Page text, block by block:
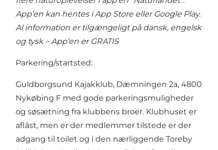
App’en kan hentes i App Store eller Google Play.
Al information er tilgængeligt på dansk, engelsk
og tysk – App’en er GRATIS
Parkering/startsted:
Guldborgsund Kajakklub, Dæmningen 2a, 4800
Nykøbing F med gode parkeringsmuligheder
og søsætning fra klubbens broer. Klubhuset er
aflåst, men er der medlemmer tilstede er der
adgang til toilet og i den nærliggende Toreby